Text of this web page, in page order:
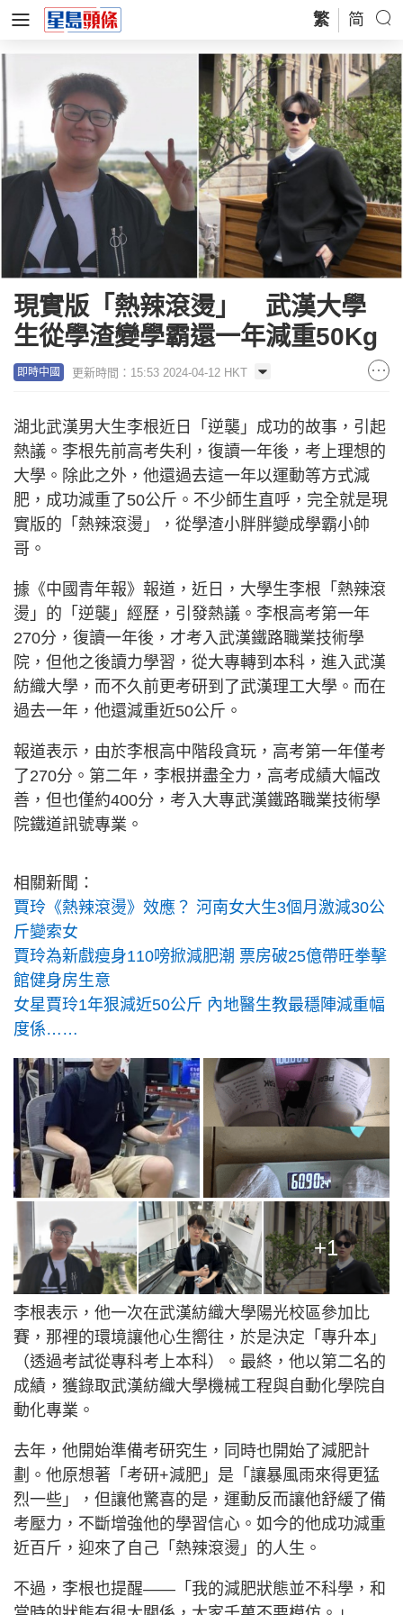
繁 简
現實版「熱辣滾燙」 武漢大學
生從學渣變學霸還一年減重50Kg
即時中國 更新時間：15:53 2024-04-12 HKT
湖北武漢男大生李根近日「逆襲」成功的故事，引起
熱議。李根先前高考失利，復讀一年後，考上理想的
大學。除此之外，他還過去這一年以運動等方式減
肥，成功減重了50公斤。不少師生直呼，完全就是現
實版的「熱辣滾燙」，從學渣小胖胖變成學霸小帥
哥。
據《中國青年報》報道，近日，大學生李根「熱辣滾
燙」的「逆襲」經歷，引發熱議。李根高考第一年
270分，復讀一年後，才考入武漢鐵路職業技術學
院，但他之後讀力學習，從大專轉到本科，進入武漢
紡織大學，而不久前更考研到了武漢理工大學。而在
過去一年，他還減重近50公斤。
報道表示，由於李根高中階段貪玩，高考第一年僅考
了270分。第二年，李根拼盡全力，高考成績大幅改
善，但也僅約400分，考入大專武漢鐵路職業技術學
院鐵道訊號專業。
相關新聞：
賈玲《熱辣滾燙》效應？ 河南女大生3個月激減30公
斤變索女
賈玲為新戲瘦身110嗙掀減肥潮 票房破25億帶旺拳擊
館健身房生意
女星賈玲1年狠減近50公斤 內地醫生教最穩陣減重幅
度係……
+1
李根表示，他一次在武漢紡織大學陽光校區參加比
賽，那裡的環境讓他心生嚮往，於是決定「專升本」
（透過考試從專科考上本科）。最終，他以第二名的
成績，獲錄取武漢紡織大學機械工程與自動化學院自
動化專業。
去年，他開始準備考研究生，同時也開始了減肥計
劃。他原想著「考研+減肥」是「讓暴風雨來得更猛
烈一些」，但讓他驚喜的是，運動反而讓他舒緩了備
考壓力，不斷增強他的學習信心。如今的他成功減重
近百斤，迎來了自己「熱辣滾燙」的人生。
不過，李根也提醒——「我的減肥狀態並不科學，和